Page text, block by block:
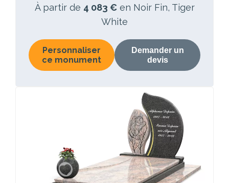
À partir de 4 083 € en Noir Fin, Tiger
White
Personnaliser
ce monument
Demander un
devis